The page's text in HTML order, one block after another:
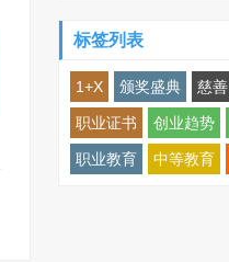
标签列表
1+X 颁奖盛典 慈善
职业证书 创业趋势
职业教育 中等教育